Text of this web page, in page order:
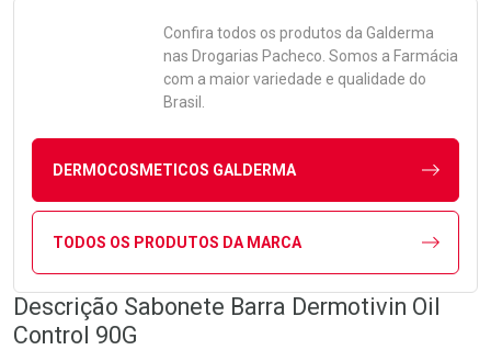
Confira todos os produtos da Galderma
nas Drogarias Pacheco. Somos a Farmácia
com a maior variedade e qualidade do
Brasil.
DERMOCOSMETICOS GALDERMA
TODOS OS PRODUTOS DA MARCA
Descrição Sabonete Barra Dermotivin Oil
Control 90G